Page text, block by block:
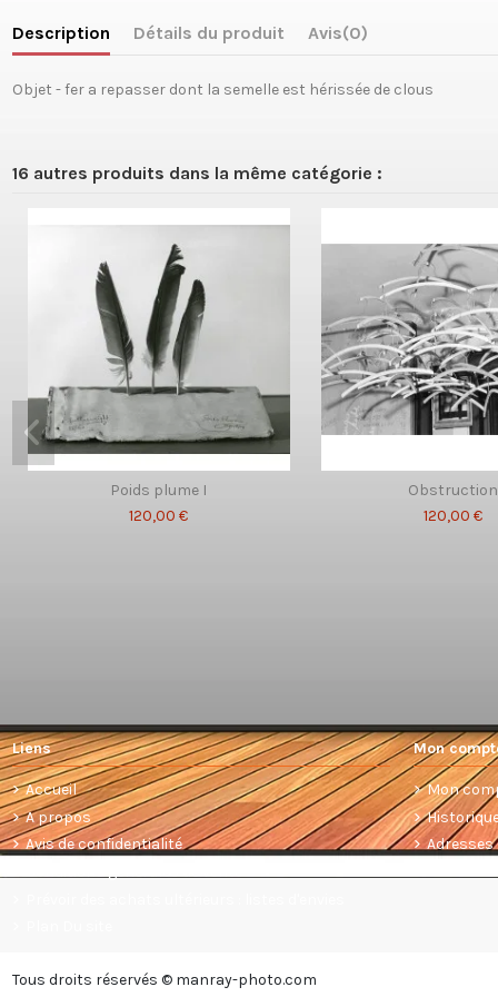
Description Détails du produit Avis(0)
Objet - fer a repasser dont la semelle est hérissée de clous
16 autres produits dans la même catégorie :
Poids plume I
120,00 €
Obstruction
120,00 €
Liens
Accueil
A propos
Avis de confidentialité
Mon
Mon
Adresses
Tous droits réservés © manray-photo.com